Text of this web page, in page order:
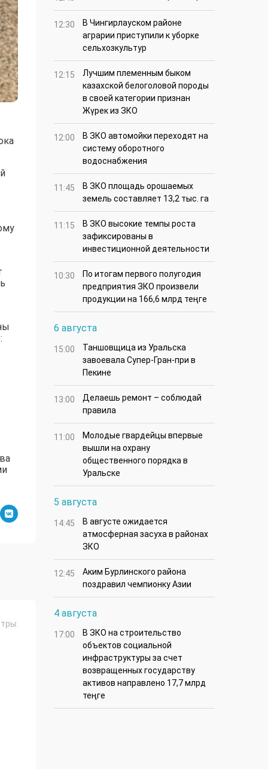
12:30
В Чингирлауском районе
аграрии приступили к уборке
сельхозкультур
12:15
Лучшим племенным быком
казахской белоголовой породы
в своей категории признан
Жүрек из ЗКО
12:00
В ЗКО автомойки переходят на
систему оборотного
водоснабжения
11:45
В ЗКО площадь орошаемых
земель составляет 13,2 тыс. га
11:15
В ЗКО высокие темпы роста
зафиксированы в
инвестиционной деятельности
10:30
По итогам первого полугодия
предприятия ЗКО произвели
продукции на 166,6 млрд теңге
6 августа
15:00
Таншовщица из Уральска
завоевала Супер-Гран-при в
Пекине
13:00
Делаешь ремонт – соблюдай
правила
11:00
Молодые гвардейцы впервые
вышли на охрану
общественного порядка в
Уральске
5 августа
14:45
В августе ожидается
атмосферная засуха в районах
ЗКО
12:45
Аким Бурлинского района
поздравил чемпионку Азии
4 августа
17:00
В ЗКО на строительство
объектов социальной
инфраструктуры за счет
возвращенных государству
активов направлено 17,7 млрд
теңге